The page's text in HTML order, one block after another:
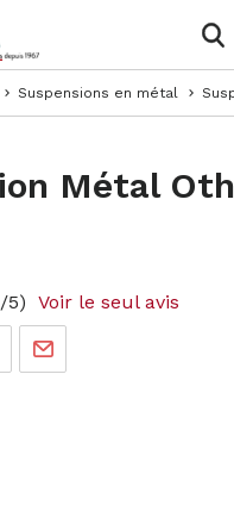
keyboard_arrow_right Suspensions en métal keyboard_arrow_right
Métal
5) Voir le seul avis